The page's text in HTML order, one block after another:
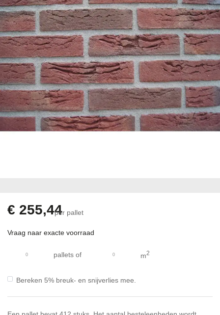
de
afbeeldingen-
gallerij
begin
van
afbeeldingen-
€ 255,44per pallet
Vraag naar exacte voorraad
pallets of m2
Bereken 5% breuk- en snijverlies mee.